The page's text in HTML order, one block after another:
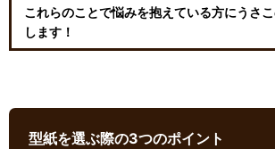
これらのことで悩みを抱えている方にうさ
します！
型紙を選ぶ際の3つのポイント